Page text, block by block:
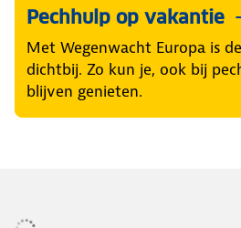
Pechhulp op vakantie
Met Wegenwacht Europa is
dichtbij. Zo kun je, ook bij
blijven genieten.